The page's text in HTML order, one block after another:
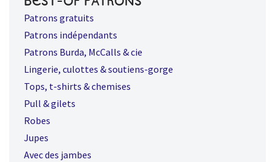
Patrons gratuits
Patrons indépendants
Patrons Burda, McCalls & cie
Lingerie, culottes & soutiens-gorge
Tops, t-shirts & chemises
Pull & gilets
Robes
Jupes
Avec des jambes